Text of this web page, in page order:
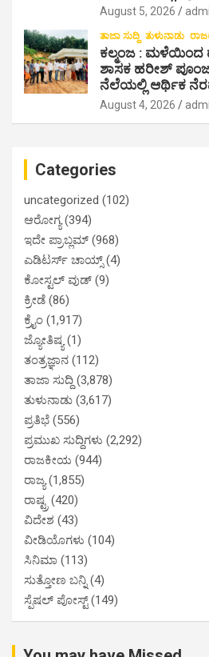
August 5, 2026
ತಾಜಾ ಸುದ್ದಿ ತುಳುನಾಡು
ಕಲ್ಮಂಜ : ಮಳೆಯಿಂದ
ಶಾಸಕ ಹರೀಶ್
ನೆಲೆಯಲ್ಲಿ ಆರ್ಥಿಕ‌
August 4, 2026
Categories
uncategorized (102)
ಆರೋಗ್ಯ(394)
ಇದೇ ಪ್ರಾಬ್ಲಮ್ (968)
ಎಡಿಟರ್ಸ್ ಚಾಯ್ಸ್(4)
ಕೋಸ್ಟಲ್ ವುಡ್ (9)
ಕ್ರೀಡೆ (86)
ಕ್ರೈಂ (1,917)
ಜ್ಯೋತಿಷ್ಯ(1)
ತಂತ್ರಜ್ಞಾನ (112)
ತಾಜಾ ಸುದ್ದಿ (3,878)
ತುಳುನಾಡು (3,617)
ಪ್ರತಿಭೆ (556)
ಪ್ರಮುಖ ಸುದ್ದಿಗಳು (2,292)
ರಾಜಕೀಯ (944)
ರಾಜ್ಯ(1,855)
ರಾಷ್ಟ್ರ (420)
ವಿದೇಶ (43)
ವೀಡಿಯೊಗಳು (104)
ಸಿನಿಮಾ (113)
ಸುತ್ತೋಣ ಬನ್ನಿ(4)
ಸ್ಪೆಷಲ್ ಪೋಸ್ಟ್(149)